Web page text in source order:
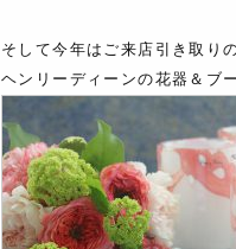
そして今年はご来店引き取り
ヘンリーディーンの花器＆ブ